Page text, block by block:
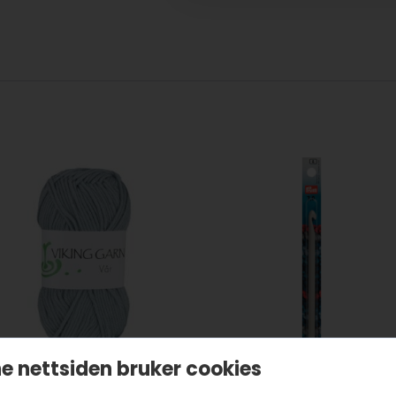
Garn Vår – 428
Prym heklenål 7
nettsiden bruker cookies